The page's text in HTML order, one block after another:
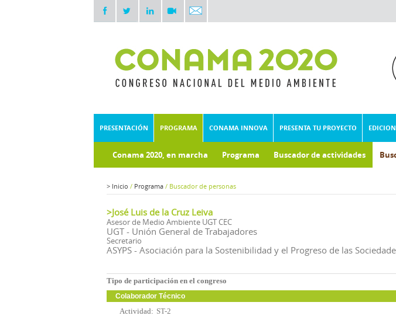
PRESENTACIÓN PROGRAMA CONAMA INNOVA PRESENTA TU PROYECTO
Conama 2020, en marcha Programa Buscador de actividades
> Inicio / Programa / Buscador de personas
>José Luis de la Cruz Leiva
Asesor de Medio Ambiente UGT CEC
UGT - Unión General de Trabajadores
Secretario
ASYPS - Asociación para la Sostenibilidad y el Progreso de las
Tipo de participación en el congreso
Colaborador Técnico
Actividad: ST-2